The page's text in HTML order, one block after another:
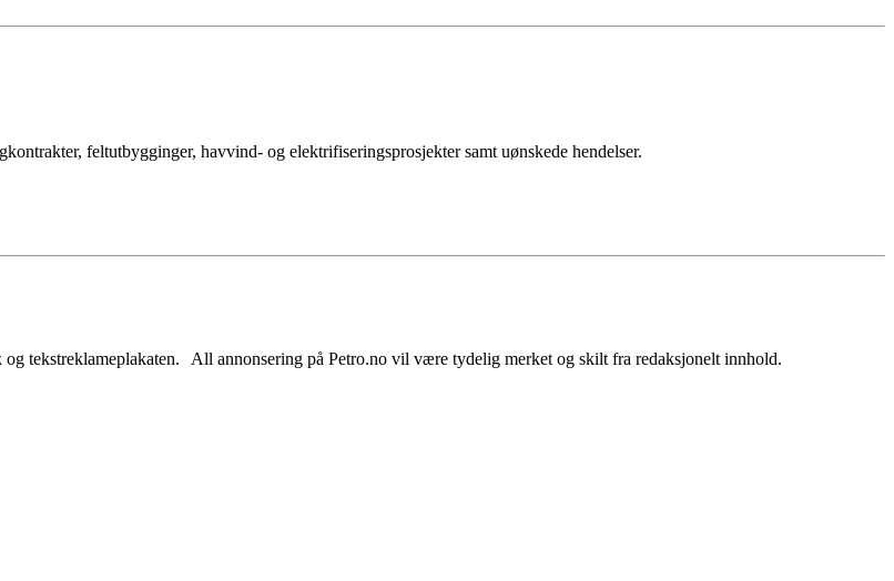
feltutbygginger, havvind- og elektrifiseringsprosjekter samt uønskede hendelser.
tekstreklameplakaten. All annonsering på Petro.no vil være tydelig merket og skilt fra redaksjonelt innhold.